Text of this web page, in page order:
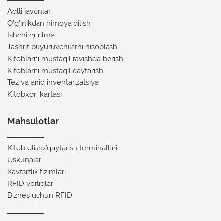
Aqlli javonlar
O'g'irlikdan himoya qilish
Ishchi qurilma
Tashrif buyuruvchilarni hisoblash
Kitoblarni mustaqil ravishda berish
Kitoblarni mustaqil qaytarish
Tez va aniq inventarizatsiya
Kitobxon kartasi
Mahsulotlar
Kitob olish/qaytarish terminallari
Uskunalar
Xavfsizlik tizimlari
RFID yorliqlar
Biznes uchun RFID